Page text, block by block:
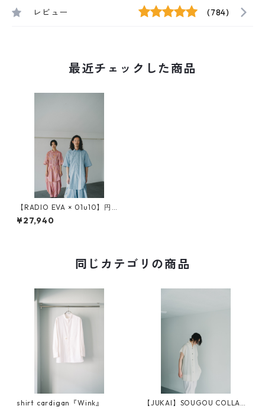
レビュー (784)
最近チェックした商品
【RADIO EVA × 01u10】円環
rope jacquard half sleeve s
hirt
¥27,940
同じカテゴリの商品
shirt cardigan『Wink』
【JUKAI】SOUGOU COLLAR